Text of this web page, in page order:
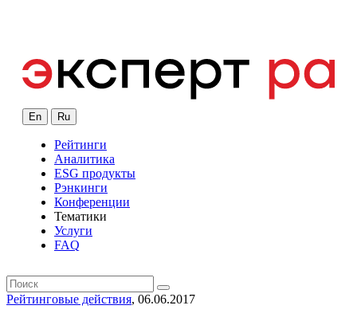
En Ru
Рейтинги
Аналитика
ESG продукты
Рэнкинги
Конференции
Тематики
Услуги
FAQ
Рейтинговые действия, 06.06.2017